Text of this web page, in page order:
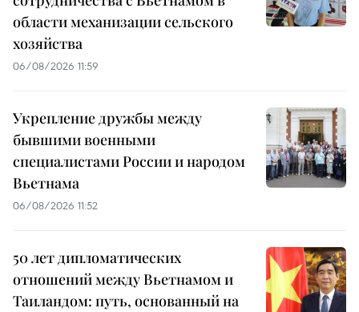
области механизации сельского
хозяйства
06/08/2026 11:59
Укрепление дружбы между
бывшими военными
специалистами России и народом
Вьетнама
06/08/2026 11:52
50 лет дипломатических
отношений между Вьетнамом и
Таиландом: путь, основанный на